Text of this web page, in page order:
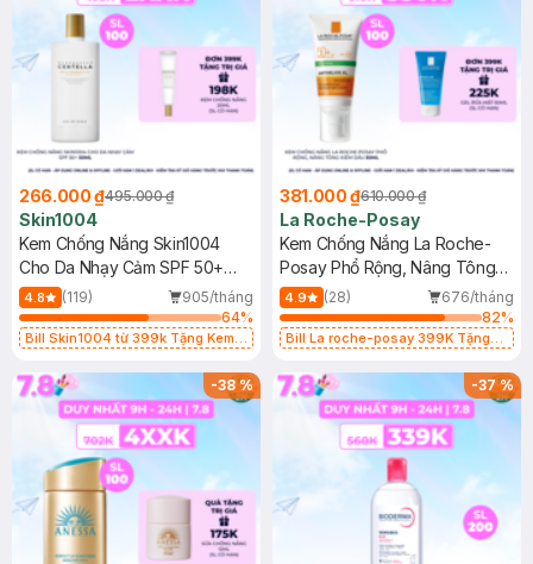
266.000 ₫495.000 ₫
Skin1004
Kem Chống Nắng Skin1004
Cho Da Nhạy Cảm SPF 50+
50ml
4.8 (119)
905/tháng
64%
Bill Skin1004 từ 399k Tặng Kem
SPF 50+ 20ml (SL Có Hạn)
381.000 ₫610.000 ₫
La Roche-Posay
Kem Chống Nắng La Roche-
Posay Phổ Rộng, Nâng Tông
Kiềm Dầu 50ml
4.9 (28)
676/tháng
82%
Bill La roche-posay 399K Tặng
(SL có hạn)
-38% -37%